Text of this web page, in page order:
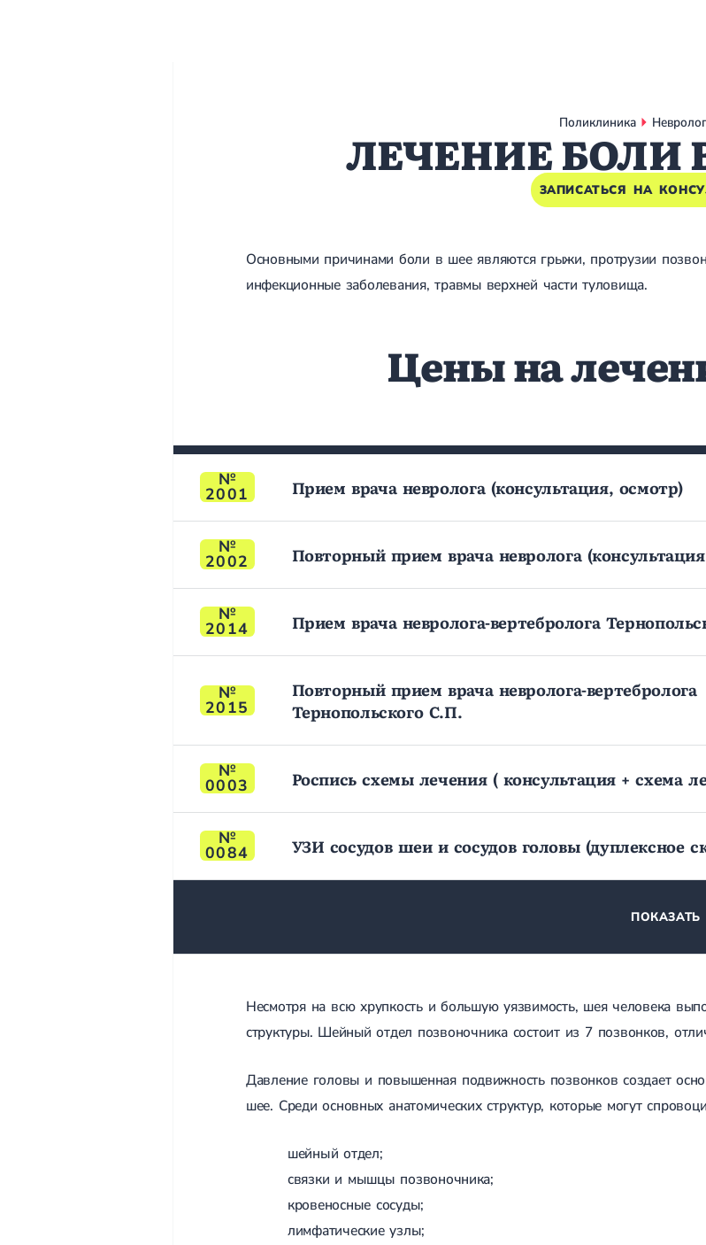
Поликлиника
ЛЕЧЕНИЕ БОЛИ
ЗАПИСАТЬСЯ НА
Основными причинами боли в шее являются грыжи, протрузии
инфекционные заболевания, травмы верхней части туловища.
Цены на
2001 Прием врача невролога (консультация, осмотр)
2002 Повторный прием врача невролога
2014 Прием врача невролога-вертебролога
2015
Повторный прием врача невролога-вертебролога
Тернопольского С.П.
0003 Роспись схемы лечения ( консультация + схема
0084 УЗИ сосудов шеи и сосудов головы (дуплексное
ПОКАЗАТЬ
Несмотря на всю хрупкость и большую уязвимость, шея человека
структуры. Шейный отдел позвоночника состоит из 7 позвонков,
Давление головы и повышенная подвижность позвонков создает
шее. Среди основных анатомических структур, которые могут
шейный отдел;
связки и мышцы позвоночника;
кровеносные сосуды;
лимфатические узлы;